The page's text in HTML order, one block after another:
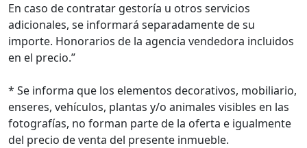
En caso de contratar gestoría u otros servicios
adicionales, se informará separadamente de su
importe. Honorarios de la agencia vendedora incluidos
en el precio.”
* Se informa que los elementos decorativos, mobiliario,
enseres, vehículos, plantas y/o animales visibles en las
fotografías, no forman parte de la oferta e igualmente
del precio de venta del presente inmueble.